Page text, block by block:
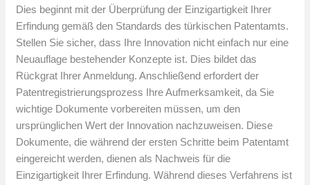
Dies beginnt mit der Überprüfung der Einzigartigkeit Ihrer
Erfindung gemäß den Standards des türkischen Patentamts.
Stellen Sie sicher, dass Ihre Innovation nicht einfach nur eine
Neuauflage bestehender Konzepte ist. Dies bildet das
Rückgrat Ihrer Anmeldung. Anschließend erfordert der
Patentregistrierungsprozess Ihre Aufmerksamkeit, da Sie
wichtige Dokumente vorbereiten müssen, um den
ursprünglichen Wert der Innovation nachzuweisen. Diese
Dokumente, die während der ersten Schritte beim Patentamt
eingereicht werden, dienen als Nachweis für die
Einzigartigkeit Ihrer Erfindung. Während dieses Verfahrens ist